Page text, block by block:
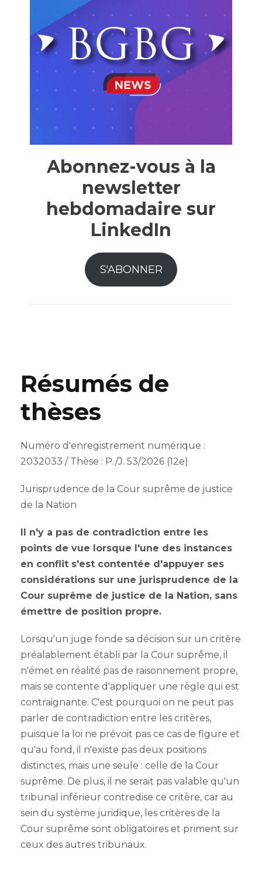
Abonnez-vous à la
newsletter
hebdomadaire sur
LinkedIn
S'ABONNER
Résumés de
thèses
Numéro d'enregistrement numérique :
2032033 / Thèse : P./J. 53/2026 (12e)
Jurisprudence de la Cour suprême de justice
de la Nation
Il n'y a pas de contradiction entre les
points de vue lorsque l'une des instances
en conflit s'est contentée d'appuyer ses
considérations sur une jurisprudence de la
Cour suprême de justice de la Nation, sans
émettre de position propre.
Lorsqu'un juge fonde sa décision sur un critère
préalablement établi par la Cour suprême, il
n'émet en réalité pas de raisonnement propre,
mais se contente d'appliquer une règle qui est
contraignante. C'est pourquoi on ne peut pas
parler de contradiction entre les critères,
puisque la loi ne prévoit pas ce cas de figure et
qu'au fond, il n'existe pas deux positions
distinctes, mais une seule : celle de la Cour
suprême. De plus, il ne serait pas valable qu'un
tribunal inférieur contredise ce critère, car au
sein du système juridique, les critères de la
Cour suprême sont obligatoires et priment sur
ceux des autres tribunaux.